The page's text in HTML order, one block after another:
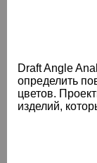
Draft Angle
определить
цветов.
изделий,